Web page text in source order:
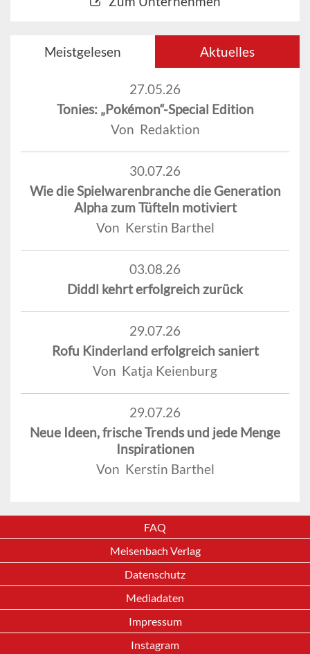
Meistgelesen Aktuelles
27.05.26
Tonies: „Pokémon“-Special Edition
Von Redaktion
30.07.26
Wie die Spielwarenbranche die Generation
Alpha zum Tüfteln motiviert
Von Kerstin Barthel
03.08.26
Diddl kehrt erfolgreich zurück
29.07.26
Rofu Kinderland erfolgreich saniert
Von Katja Keienburg
29.07.26
Neue Ideen, frische Trends und jede Menge
Inspirationen
Von Kerstin Barthel
FAQ
Meisenbach Verlag
Datenschutz
Mediadaten
Impressum
Instagram